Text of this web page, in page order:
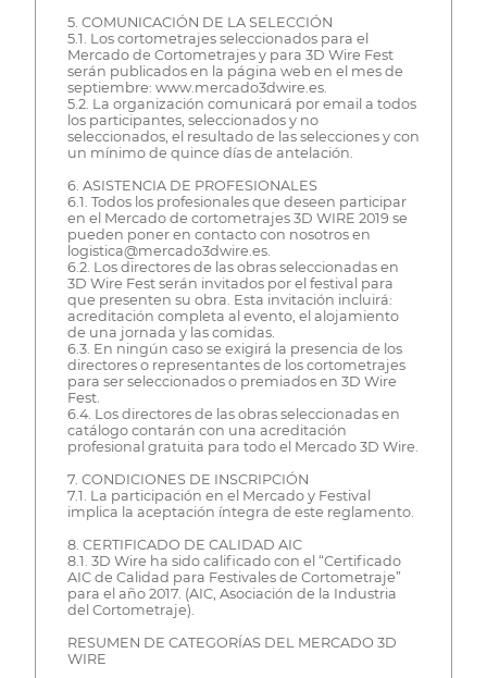
5. COMUNICACIÓN DE LA SELECCIÓN
5.1. Los cortometrajes seleccionados para el
Mercado de Cortometrajes y para 3D Wire Fest
serán publicados en la página web en el mes de
septiembre: www.mercado3dwire.es.
5.2. La organización comunicará por email a todos
los participantes, seleccionados y no
seleccionados, el resultado de las selecciones y con
un mínimo de quince días de antelación.
6. ASISTENCIA DE PROFESIONALES
6.1. Todos los profesionales que deseen participar
en el Mercado de cortometrajes 3D WIRE 2019 se
pueden poner en contacto con nosotros en
logistica@mercado3dwire.es.
6.2. Los directores de las obras seleccionadas en
3D Wire Fest serán invitados por el festival para
que presenten su obra. Esta invitación incluirá:
acreditación completa al evento, el alojamiento
de una jornada y las comidas.
6.3. En ningún caso se exigirá la presencia de los
directores o representantes de los cortometrajes
para ser seleccionados o premiados en 3D Wire
Fest.
6.4. Los directores de las obras seleccionadas en
catálogo contarán con una acreditación
profesional gratuita para todo el Mercado 3D Wire.
7. CONDICIONES DE INSCRIPCIÓN
7.1. La participación en el Mercado y Festival
implica la aceptación íntegra de este reglamento.
8. CERTIFICADO DE CALIDAD AIC
8.1. 3D Wire ha sido calificado con el “Certificado
AIC de Calidad para Festivales de Cortometraje”
para el año 2017. (AIC, Asociación de la Industria
del Cortometraje).
RESUMEN DE CATEGORÍAS DEL MERCADO 3D
WIRE